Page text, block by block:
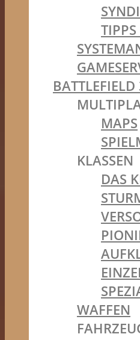
BATTLEFIELD
MAPS
KLASSEN
DAS
WAFFEN